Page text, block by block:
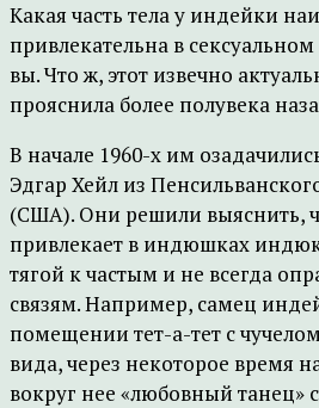
Какая часть тела у индейки
привлекательна в
вы. Что ж, этот извечно
прояснила более полувека
В начале 1960-х им
Эдгар Хейл из
(США). Они решили выяснить,
привлекает в индюшках
тягой к частым и не всегда
связям. Например, самец
помещении тет-а-тет с
вида, через некоторое время
вокруг нее «любовный танец»